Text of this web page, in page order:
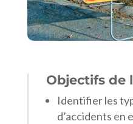
Objectifs de
Identifier les
d’accidents en